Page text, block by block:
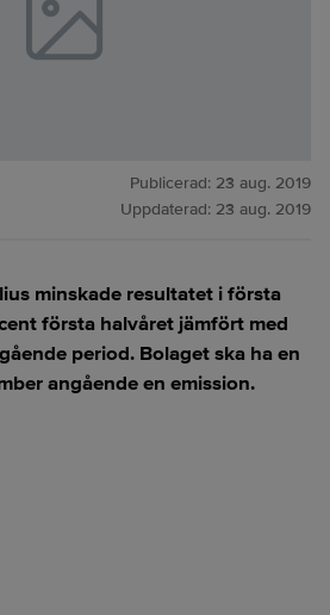
Publicerad: 23 aug. 2019
Uppdaterad: 23 aug. 2019
minskade resultatet i första
första halvåret jämfört med
period. Bolaget ska ha en
angående en emission.